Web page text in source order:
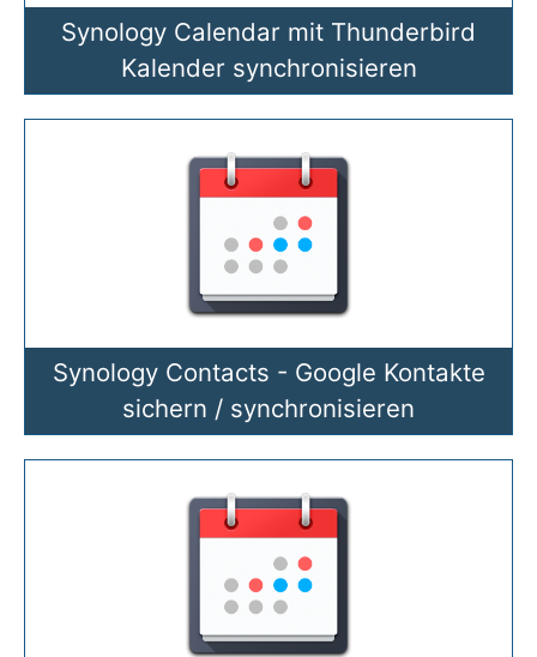
Synology Calendar mit Thunderbird
Kalender synchronisieren
Synology Contacts - Google Kontakte
sichern / synchronisieren